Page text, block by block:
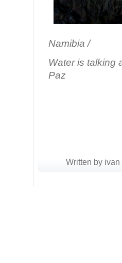
Namibia /
Water is talking
Paz
Written by ivan